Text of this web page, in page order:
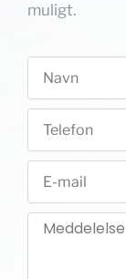
muligt.